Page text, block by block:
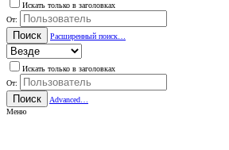
Искать только в заголовках
От:
Поиск Расширенный поиск…
Искать только в заголовках
От:
Поиск
Advanced…
Меню